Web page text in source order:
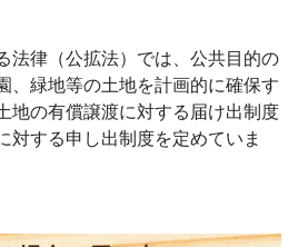
法律（公拡法）では、公共目的の
、緑地等の土地を計画的に確保す
地の有償譲渡に対する届け出制度
対する申し出制度を定めていま